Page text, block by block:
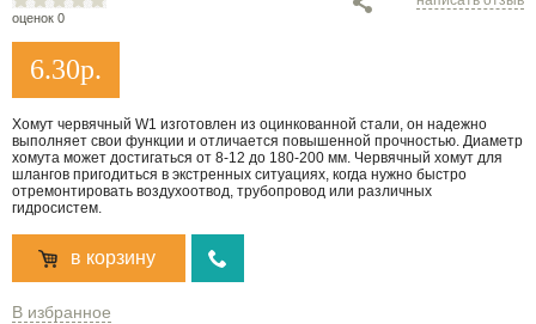
оценок 0
6.30р.
Хомут червячный W1 изготовлен из оцинкованной стали, он надежно
выполняет свои функции и отличается повышенной прочностью. Диаметр
хомута может достигаться от 8-12 до 180-200 мм. Червячный хомут для
шлангов пригодиться в экстренных ситуациях, когда нужно быстро
отремонтировать воздухоотвод, трубопровод или различных
гидросистем.
в корзину
В избранное